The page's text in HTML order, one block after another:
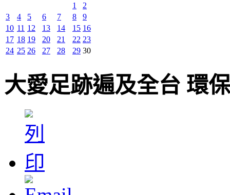
1
2
3
4 5 6 7 8
9
10 11 12 13 14 15 16
17 18 19 20 21 22 23
24 25 26 27 28 29 30
大愛足跡遍及全台 環